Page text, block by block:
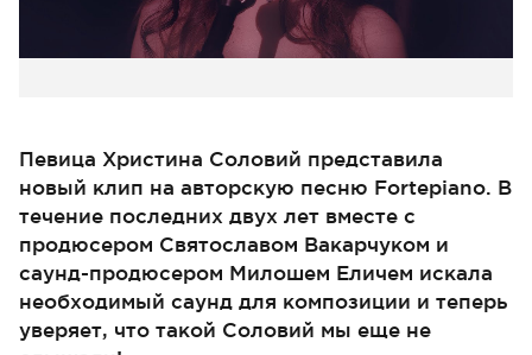
Певица Христина Соловий представила
новый клип на авторскую песню Fortepiano. В
течение последних двух лет вместе с
продюсером Святославом Вакарчуком и
саунд-продюсером Милошем Еличем искала
необходимый саунд для композиции и теперь
уверяет, что такой Соловий мы еще не